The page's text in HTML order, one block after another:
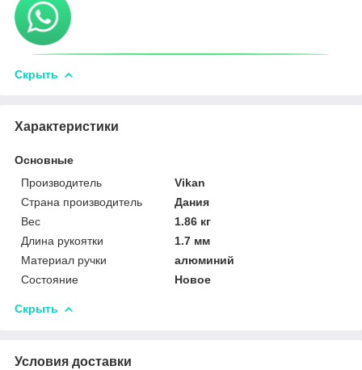
Скрыть
Характеристики
Основные
Производитель
Vikan
Страна производитель
Дания
Вес
1.86 кг
Длина рукоятки
1.7 мм
Материал ручки
алюминий
Состояние
Новое
Скрыть
Условия доставки